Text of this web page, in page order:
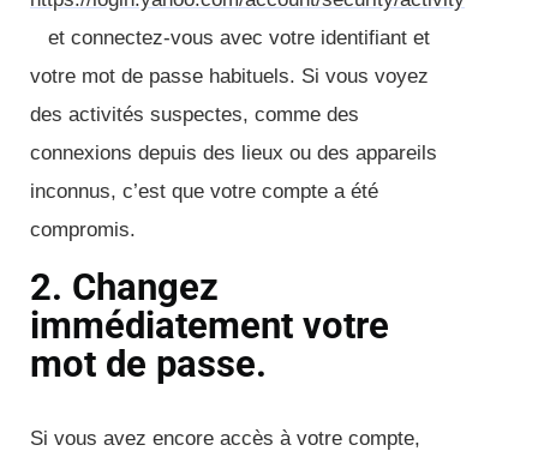
et connectez-vous avec votre identifiant et
votre mot de passe habituels. Si vous voyez
des activités suspectes, comme des
connexions depuis des lieux ou des appareils
inconnus, c’est que votre compte a été
compromis.
2. Changez
immédiatement votre
mot de passe.
Si vous avez encore accès à votre compte,